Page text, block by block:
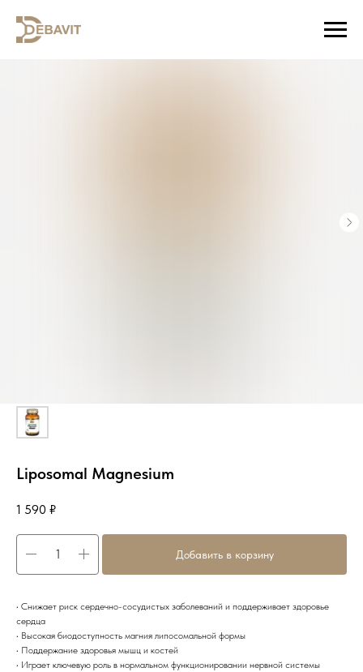
Liposomal Magnesium
1 590 ₽
Добавить в корзину
• Снижает риск сердечно-сосудистых заболеваний и поддерживает здоровье
сердца
• Высокая биодоступность магния липосомальной формы
• Поддержание здоровья мышц и костей
• Играет ключевую роль в нормальном функционировании нервной системы